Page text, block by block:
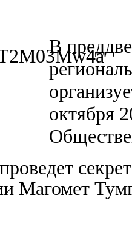
В
октября
Магомет